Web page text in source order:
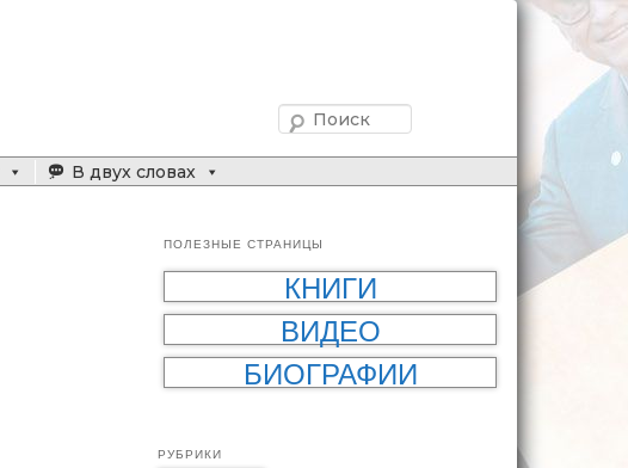
В двух словах
ПОЛЕЗНЫЕ СТРАНИЦЫ
КНИГИ
ВИДЕО
БИОГРАФИИ
РУБРИКИ